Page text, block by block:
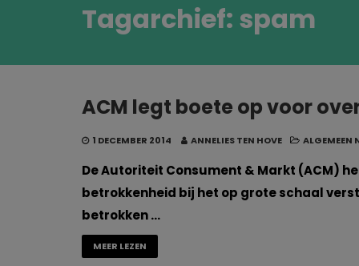
Tagarchief: spam
ACM legt boete op voor
1 DECEMBER 2014 ANNELIES TEN HOVE ALGEMEEN
De Autoriteit Consument & Markt (ACM)
betrokkenheid bij het op grote schaal
betrokken …
MEER LEZEN